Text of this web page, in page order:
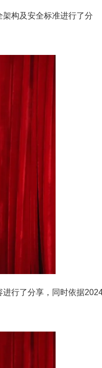
构及安全标准进行了分
行了分享，同时依据